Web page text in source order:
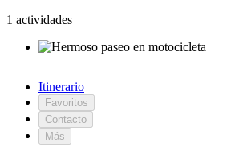
1 actividades
Itinerario
Favoritos
Contacto
Más